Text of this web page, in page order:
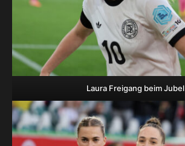
Laura Freigang beim Jubel